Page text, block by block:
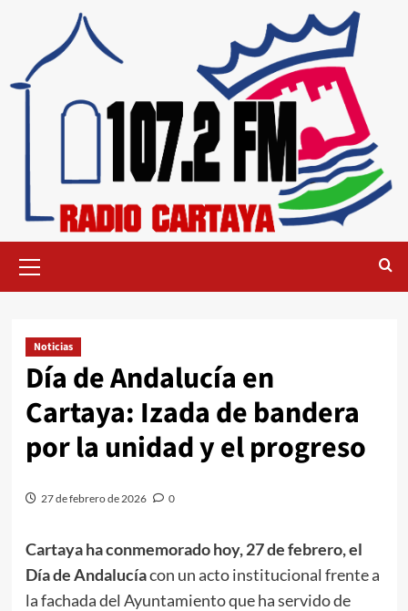
Noticias
Día de Andalucía en
Cartaya: Izada de bandera
por la unidad y el progreso
27 de febrero de 2026 0
Cartaya ha conmemorado hoy, 27 de febrero, el
Día de Andalucíacon un acto institucional frente a
la fachada del Ayuntamiento que ha servido de